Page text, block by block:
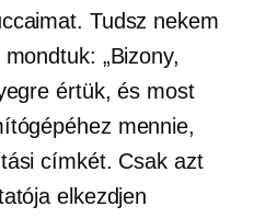
Tudsz nekem
„Bizony,
értük, és most
mennie,
címkét. Csak azt
elkezdjen